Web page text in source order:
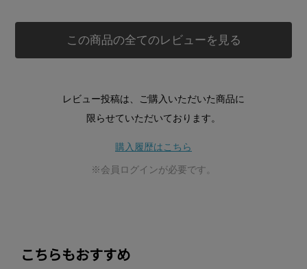
この商品の全てのレビューを見る
レビュー投稿は、ご購入いただいた商品に
限らせていただいております。
購入履歴はこちら
※会員ログインが必要です。
こちらもおすすめ